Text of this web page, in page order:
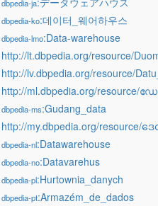
dbpedia-ja
dbpedia-ko:데이터_웨어하우스
dbpedia-lmo:Data-warehouse
http://lt.dbpedia.org/resource/
http://lv.dbpedia.org/resource/
http://ml.dbpedia.org/
dbpedia-ms:Gudang_data
http://my.dbpedia.org/
dbpedia-nl:Datawarehouse
dbpedia-no:Datavarehus
dbpedia-pl:Hurtownia_danych
dbpedia-pt:Armazém_de_dados